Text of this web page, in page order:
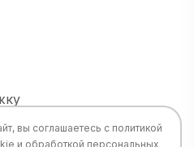
вы соглашаетесь с политикой
и обработкой персональных